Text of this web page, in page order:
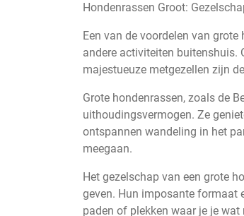
Hondenrassen Groot:
Een van de voordelen van
andere activiteiten buitenshuis.
majestueuze metgezellen zijn
Grote hondenrassen, zoals de
uithoudingsvermogen. Ze
ontspannen wandeling in het
meegaan.
Het gezelschap van een grote
geven. Hun imposante formaat
paden of plekken waar je je